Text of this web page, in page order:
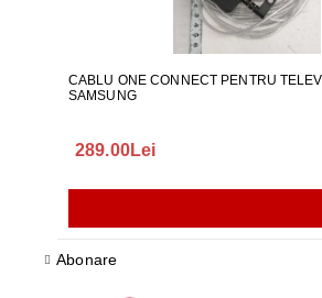
CABLU ONE CONNECT PENTRU
SAMSUNG
289.00Lei
Abonare